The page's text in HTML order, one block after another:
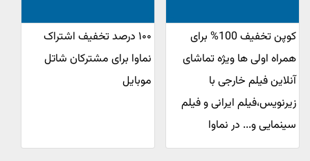
کوپن تخفیف 100% برای
همراه اولی ها ویژه تماشای
آنلاین فیلم خارجی با
زیرنویس،فیلم ایرانی و فیلم
سینمایی و... در نماوا
۱۰۰ درصد تخفیف اشتراک
نماوا برای مشترکان شاتل
موبایل